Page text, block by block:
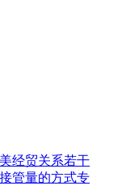
经贸关系若干
管量的方式专